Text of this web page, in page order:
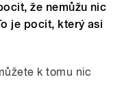
že nemůžu nic
je pocit, který asi
k tomu nic